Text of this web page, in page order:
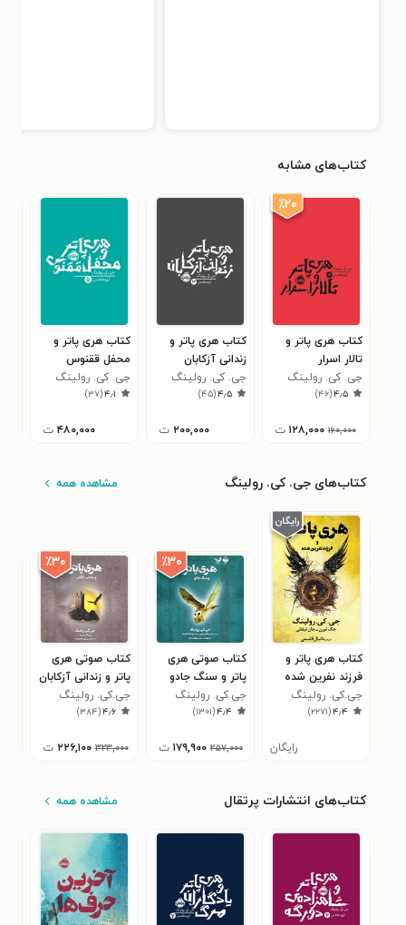
کتاب‌های مشابه
٪۲۰
کتاب هری پاتر و
تالار اسرار
جی. کی. رولینگ
۴٫۵(۴۶)
۱۶۰,۰۰۰ ۱۲۸,۰۰۰ ت
کتاب هری پاتر و
زندانی آزکابان
جی. کی. رولینگ
۴٫۵(۴۵)
۲۰۰,۰۰۰ ت
کتاب هری پاتر و
محفل ققنوس
جی. کی. رولینگ
۴٫۱(۳۷)
۴۸۰,۰۰۰ ت
کتاب‌های جی. کی. رولینگ مشاهده همه
کتاب هری پاتر و
فرزند نفرین شده
جی.کی. رولینگ
۴٫۴(۲۲۷۱)
رایگان
٪۳۰
کتاب صوتی هری
پاتر و سنگ جادو
جی.کی. رولینگ
۴٫۴(۱۳۰۱)
۲۵۷,۰۰۰ ۱۷۹,۹۰۰ ت
٪۳۰
کتاب صوتی هری
پاتر و زندانی آزکابان
جی.کی. رولینگ
۴٫۶(۳۸۴)
۳۲۳,۰۰۰ ۲۲۶,۱۰۰ ت
کتاب‌های انتشارات پرتقال مشاهده همه